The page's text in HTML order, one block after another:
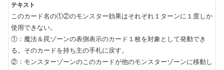
このカード名の①②のモンスター効果はそれぞれ１ターンに１度しか
使用できない。
①：魔法＆罠ゾーンの表側表示のカード１枚を対象として発動でき
る。そのカードを持ち主の手札に戻す。
②：モンスターゾーンのこのカードが他のモンスターゾーンに移動し